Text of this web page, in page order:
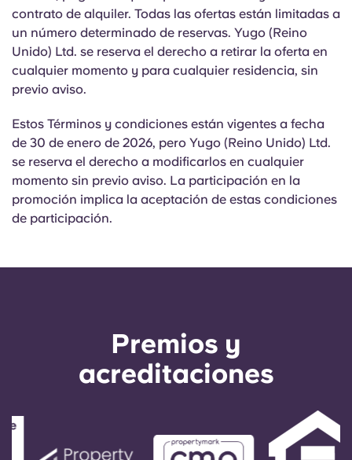
contrato de alquiler. Todas las ofertas están limitadas a
un número determinado de reservas. Yugo (Reino
Unido) Ltd. se reserva el derecho a retirar la oferta en
cualquier momento y para cualquier residencia, sin
previo aviso.
Estos Términos y condiciones están vigentes a fecha
de 30 de enero de 2026, pero Yugo (Reino Unido) Ltd.
se reserva el derecho a modificarlos en cualquier
momento sin previo aviso. La participación en la
promoción implica la aceptación de estas condiciones
de participación.
Premios y
acreditaciones